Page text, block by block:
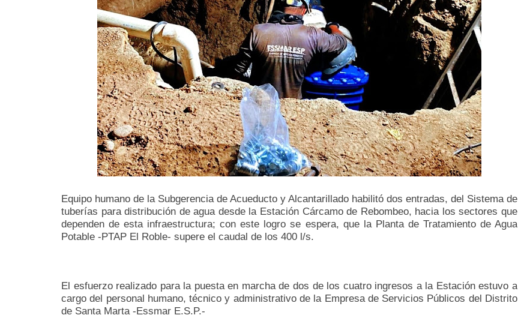
Equipo humano de la Subgerencia de Acueducto y Alcantarillado habilitó dos entradas, del Sistema de
tuberías para distribución de agua desde la Estación Cárcamo de Rebombeo, hacia los sectores que
dependen de esta infraestructura; con este logro se espera, que la Planta de Tratamiento de Agua
Potable -PTAP El Roble- supere el caudal de los 400 l/s.
El esfuerzo realizado para la puesta en marcha de dos de los cuatro ingresos a la Estación estuvo a
cargo del personal humano, técnico y administrativo de la Empresa de Servicios Públicos del Distrito
de Santa Marta -Essmar E.S.P.-